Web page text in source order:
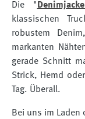
Die "
klassischen
robustem
markanten
gerade Schnitt
Strick, Hemd
Tag. Überall.
Bei uns im Laden